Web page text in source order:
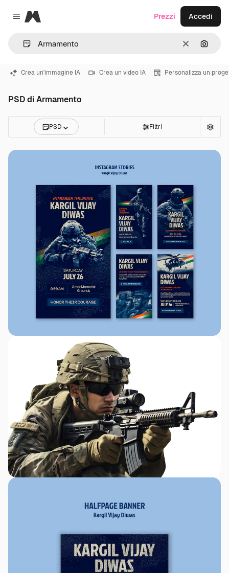
Close menu
Magnific
CancellaCerca
Prezzi Accedi
Crea un'immagine IA Crea un video IA Personalizza un
PSD di Armamento
PSD Filtri